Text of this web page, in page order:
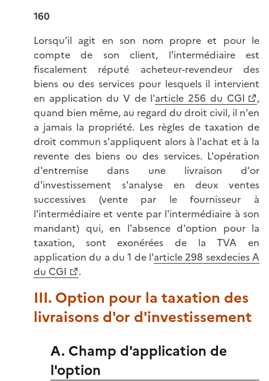
160
Lorsqu’il agit en son nom propre et pour le
compte de son client, l'intermédiaire est
fiscalement réputé acheteur-revendeur des
biens ou des services pour lesquels il intervient
en application du V de l'article 256 du CGI
,
quand bien même, au regard du droit civil, il n'en
a jamais la propriété. Les règles de taxation de
droit commun s'appliquent alors à l'achat et à la
revente des biens ou des services. L'opération
d'entremise dans une livraison d'or
d'investissement s'analyse en deux ventes
successives (vente par le fournisseur à
l'intermédiaire et vente par l'intermédiaire à son
mandant) qui, en l'absence d'option pour la
taxation, sont exonérées de la TVA en
application du a du 1 de l'article 298 sexdecies A
du CGI
.
III. Option pour la taxation des
livraisons d'or d'investissement
A. Champ d'application de
l'option